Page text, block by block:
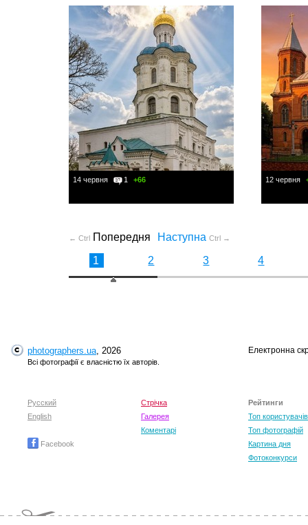
14 червня 1 +66 12 червня
← Ctrl Попередня Наступна Ctrl →
1 2 3 4
photographers.ua, 2026
Всі фотографії є власністю їх авторів.
Електронна
Русский
English
Facebook
Стрічка
Галерея
Коментарі
Рейтинги
Топ користувачів
Топ фотографій
Картина дня
Фотоконкурси